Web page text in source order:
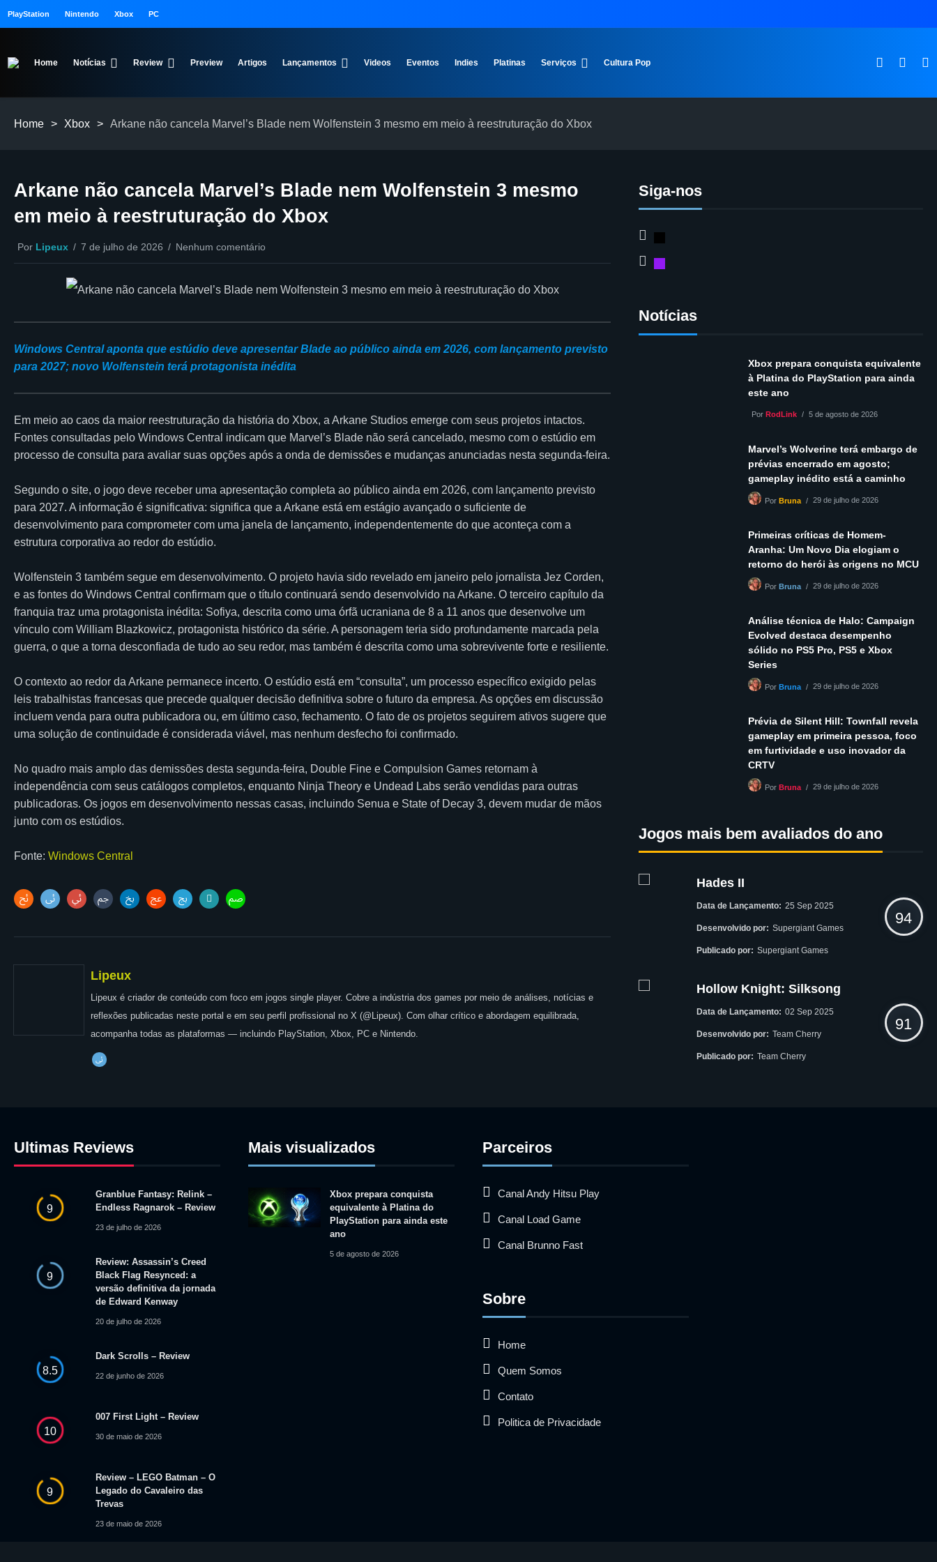
PlayStation Nintendo Xbox PC
Home Notícias Review Preview Artigos Lançamentos Videos Eventos Indies Platinas Serviços Cultura Pop
Home > Xbox > Arkane não cancela Marvel’s Blade nem Wolfenstein 3 mesmo em meio à reestruturação do Xbox
Arkane não cancela Marvel’s Blade nem Wolfenstein 3 mesmo
em meio à reestruturação do Xbox
Por Lipeux 7 de julho de 2026 Nenhum comentário
Windows Central aponta que estúdio deve apresentar Blade ao público ainda em 2026, com lançamento previsto
para 2027; novo Wolfenstein terá protagonista inédita
Em meio ao caos da maior reestruturação da história do Xbox, a Arkane Studios emerge com seus projetos intactos.
Fontes consultadas pelo Windows Central indicam que Marvel’s Blade não será cancelado, mesmo com o estúdio em
processo de consulta para avaliar suas opções após a onda de demissões e mudanças anunciadas nesta segunda-feira.
Segundo o site, o jogo deve receber uma apresentação completa ao público ainda em 2026, com lançamento previsto
para 2027. A informação é significativa: significa que a Arkane está em estágio avançado o suficiente de
desenvolvimento para comprometer com uma janela de lançamento, independentemente do que aconteça com a
estrutura corporativa ao redor do estúdio.
Wolfenstein 3 também segue em desenvolvimento. O projeto havia sido revelado em janeiro pelo jornalista Jez Corden,
e as fontes do Windows Central confirmam que o título continuará sendo desenvolvido na Arkane. O terceiro capítulo da
franquia traz uma protagonista inédita: Sofiya, descrita como uma órfã ucraniana de 8 a 11 anos que desenvolve um
vínculo com William Blazkowicz, protagonista histórico da série. A personagem teria sido profundamente marcada pela
guerra, o que a torna desconfiada de tudo ao seu redor, mas também é descrita como uma sobrevivente forte e resiliente.
O contexto ao redor da Arkane permanece incerto. O estúdio está em “consulta”, um processo específico exigido pelas
leis trabalhistas francesas que precede qualquer decisão definitiva sobre o futuro da empresa. As opções em discussão
incluem venda para outra publicadora ou, em último caso, fechamento. O fato de os projetos seguirem ativos sugere que
uma solução de continuidade é considerada viável, mas nenhum desfecho foi confirmado.
No quadro mais amplo das demissões desta segunda-feira, Double Fine e Compulsion Games retornam à
independência com seus catálogos completos, enquanto Ninja Theory e Undead Labs serão vendidas para outras
publicadoras. Os jogos em desenvolvimento nessas casas, incluindo Senua e State of Decay 3, devem mudar de mãos
junto com os estúdios.
Fonte: Windows Central
Lipeux
Lipeux é criador de conteúdo com foco em jogos single player. Cobre a indústria dos games por meio de análises, notícias e
reflexões publicadas neste portal e em seu perfil profissional no X (@Lipeux). Com olhar crítico e abordagem equilibrada,
acompanha todas as plataformas — incluindo PlayStation, Xbox, PC e Nintendo.
Siga-nos
Notícias
Xbox prepara conquista equivalente
à Platina do PlayStation para ainda
este ano
Por RodLink 5 de agosto de 2026
Marvel’s Wolverine terá embargo de
prévias encerrado em agosto;
gameplay inédito está a caminho
PorBruna 29 de julho de 2026
Primeiras críticas de Homem-
Aranha: Um Novo Dia elogiam o
retorno do herói às origens no MCU
PorBruna 29 de julho de 2026
Análise técnica de Halo: Campaign
Evolved destaca desempenho
sólido no PS5 Pro, PS5 e Xbox
Series
PorBruna 29 de julho de 2026
Prévia de Silent Hill: Townfall revela
gameplay em primeira pessoa, foco
em furtividade e uso inovador da
CRTV
PorBruna 29 de julho de 2026
Jogos mais bem avaliados do ano
Hades II
Data de Lançamento: 25 Sep 2025
Desenvolvido por: Supergiant Games
Publicado por: Supergiant Games
94
Hollow Knight: Silksong
Data de Lançamento: 02 Sep 2025
Desenvolvido por: Team Cherry
Publicado por: Team Cherry
91
Ultimas Reviews
9
Granblue Fantasy: Relink –
Endless Ragnarok – Review
23 de julho de 2026
9
Review: Assassin’s Creed
Black Flag Resynced: a
versão definitiva da jornada
de Edward Kenway
20 de julho de 2026
8.5
Dark Scrolls – Review
22 de junho de 2026
10
007 First Light – Review
30 de maio de 2026
9
Review – LEGO Batman – O
Legado do Cavaleiro das
Trevas
23 de maio de 2026
Mais visualizados
Xbox prepara conquista
equivalente à Platina do
PlayStation para ainda este
ano
5 de agosto de 2026
Parceiros
Canal Andy Hitsu Play
Canal Load Game
Canal Brunno Fast
Sobre
Home
Quem Somos
Contato
Politica de Privacidade